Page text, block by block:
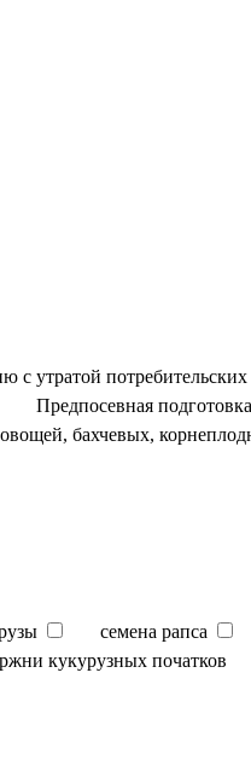
с утратой потребительских
Предпосевная
бахчевых,
семена рапса
кукурузных початков